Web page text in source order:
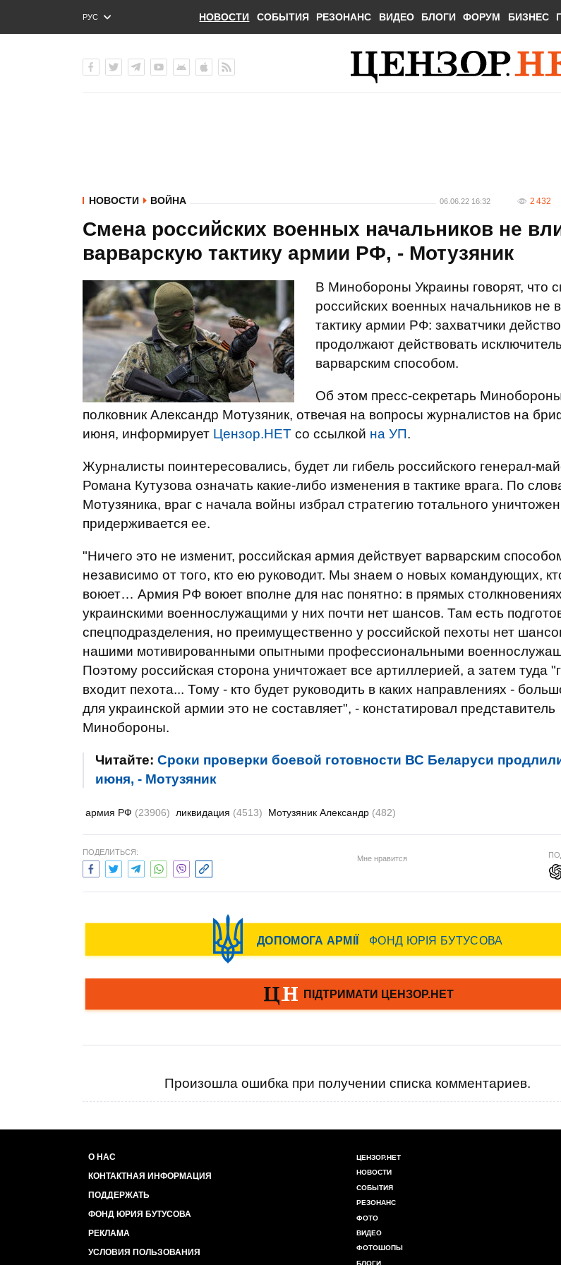
РУС
ENG
НОВОСТИ СОБЫТИЯ РЕЗОНАНС ВИДЕО БЛОГИ ФОРУМ БИЗНЕС
НОВОСТИ ВОЙНА 06.06.22 16:32 2 432
Смена российских военных начальников не
варварскую тактику армии РФ, - Мотузяник
В Минобороны Украины говорят, что
российских военных начальников не
тактику армии РФ: захватчики
продолжают действовать
варварским способом.
Об этом пресс-секретарь
полковник Александр Мотузяник, отвечая на вопросы журналистов на
июня, информирует Цензор.НЕТ со ссылкой на УП.
Журналисты поинтересовались, будет ли гибель российского генерал-
Романа Кутузова означать какие-либо изменения в тактике врага. По
Мотузяника, враг с начала войны избрал стратегию тотального
придерживается ее.
"Ничего это не изменит, российская армия действует варварским
независимо от того, кто ею руководит. Мы знаем о новых командующих,
воюет… Армия РФ воюет вполне для нас понятно: в прямых
украинскими военнослужащими у них почти нет шансов. Там есть
спецподразделения, но преимущественно у российской пехоты нет
нашими мотивированными опытными профессиональными
Поэтому российская сторона уничтожает все артиллерией, а затем туда
входит пехота... Тому - кто будет руководить в каких направлениях -
для украинской армии это не составляет", - констатировал представитель
Минобороны.
Читайте: Сроки проверки боевой готовности ВС Беларуси
июня, - Мотузяник
армия РФ (23906) ликвидация (4513) Мотузяник Александр (482)
ПОДЕЛИТЬСЯ:
Мне нравится
Произошла ошибка при получении списка комментариев.
О НАС
КОНТАКТНАЯ ИНФОРМАЦИЯ
ПОДДЕРЖАТЬ
ФОНД ЮРИЯ БУТУСОВА
РЕКЛАМА
УСЛОВИЯ ПОЛЬЗОВАНИЯ
ЦЕНЗОР.НЕТ
НОВОСТИ
СОБЫТИЯ
РЕЗОНАНС
ФОТО
ВИДЕО
ФОТОШОПЫ
БЛОГИ